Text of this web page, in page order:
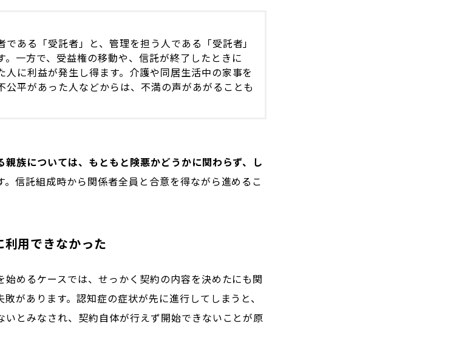
ある「受託者」と、管理を担う人である「受託者」
。一方で、受益権の移動や、信託が終了したときに
に利益が発生し得ます。介護や同居生活中の家事を
平があった人などからは、不満の声があがることも
親族については、もともと険悪かどうかに関わらず、し
。信託組成時から関係者全員と合意を得ながら進めるこ
利用できなかった
めるケースでは、せっかく契約の内容を決めたにも関
があります。認知症の症状が先に進行してしまうと、
とみなされ、契約自体が行えず開始できないことが原